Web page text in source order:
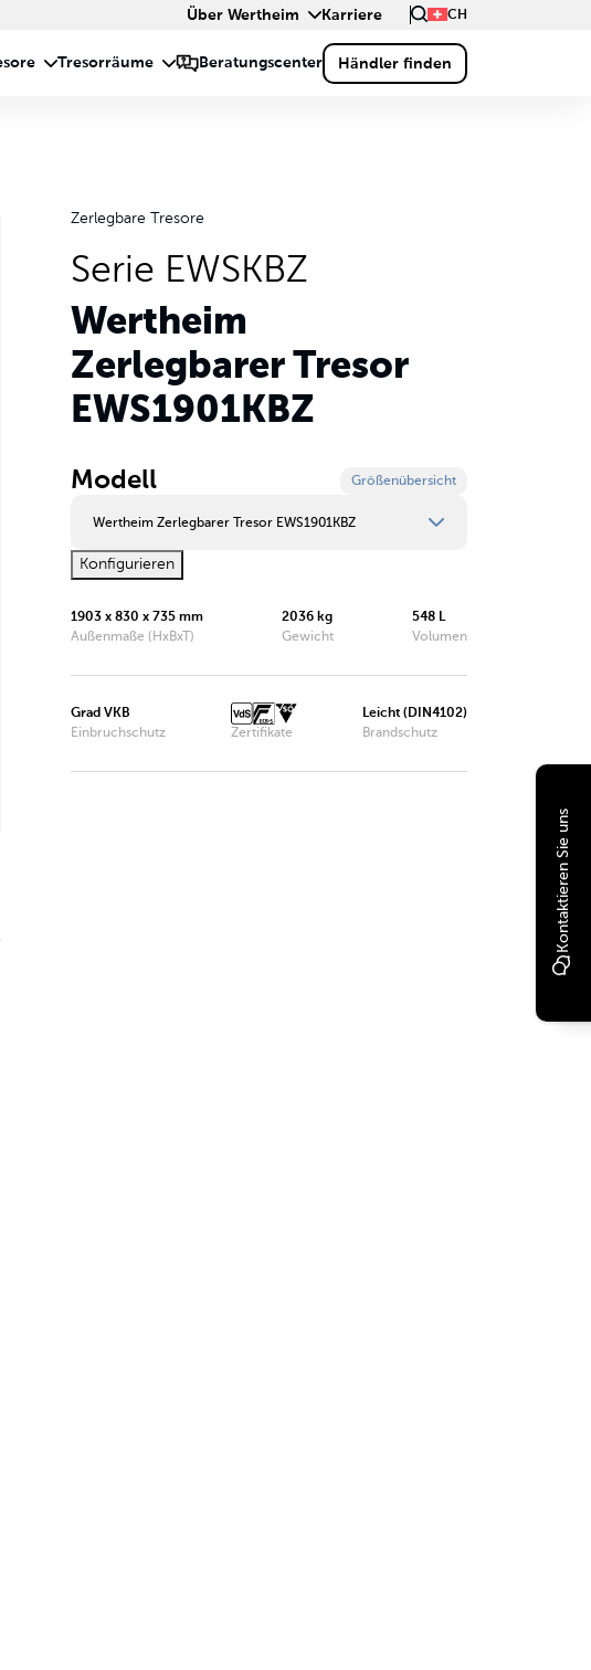
Über Wertheim Karriere CH
Kontaktieren Sie uns
Zerlegbare Tresore
Serie EWSKBZ
Wertheim
Zerlegbarer Tresor
EWS1901KBZ
Modell Größenübersicht
Wertheim Zerlegbarer Tresor EWS1901KBZ
Wertheim Zerlegbarer Tresor EWS1000KBZ
Wertheim Zerlegbarer Tresor EWS1200KBZ
Wertheim Zerlegbarer Tresor EWS1901KBZ
Konfigurieren
1903 x 830 x 735 mm
Außenmaße (HxBxT)
2036 kg
Gewicht
548 L
Volumen
Grad VKB
Einbruchschutz
Zertifikate
Leicht (DIN4102)
Brandschutz